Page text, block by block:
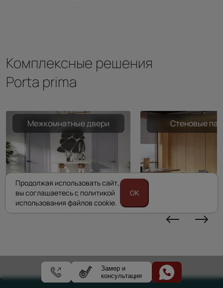
Комплексные решения
Porta prima
Межкомнатные двери Стеновые
Замер и
консультация
Продолжая использовать сайт,
вы соглашаетесь с политикой
использования файлов cookie.
OK